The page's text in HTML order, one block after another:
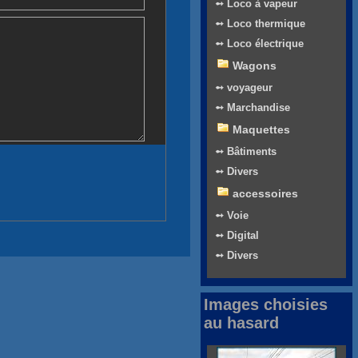
➻ Loco à vapeur
➻ Loco thermique
➻ Loco électrique
Wagons
➻ voyageur
➻ Marchandise
Maquettes
➻ Bâtiments
➻ Divers
accessoires
➻ Voie
➻ Digital
➻ Divers
Images choisies
au hasard